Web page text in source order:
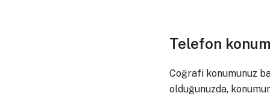
Telefon
Coğrafi konumunuz
olduğunuzda,